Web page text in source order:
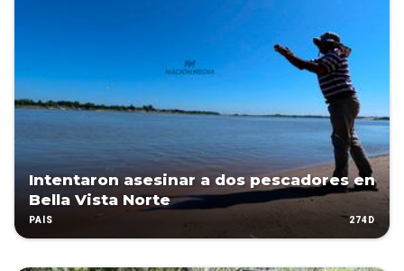
Intentaron asesinar a dos pescadores en
Bella Vista Norte
PAÍS 274D